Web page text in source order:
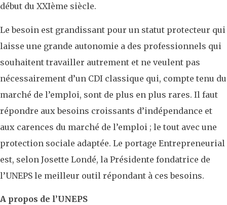
début du XXIème siècle.
Le besoin est grandissant pour un statut protecteur qui
laisse une grande autonomie a des professionnels qui
souhaitent travailler autrement et ne veulent pas
nécessairement d’un CDI classique qui, compte tenu du
marché de l’emploi, sont de plus en plus rares. Il faut
répondre aux besoins croissants d’indépendance et
aux carences du marché de l’emploi ; le tout avec une
protection sociale adaptée. Le portage Entrepreneurial
est, selon Josette Londé, la Présidente fondatrice de
l’UNEPS le meilleur outil répondant à ces besoins.
A propos de l’UNEPS